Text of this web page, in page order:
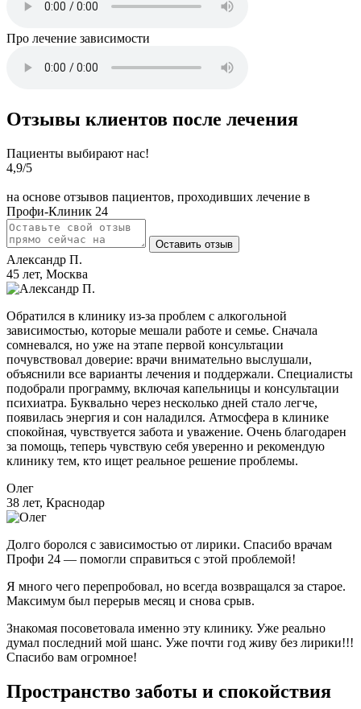
Про лечение зависимости
Отзывы клиентов после лечения
Пациенты выбирают нас!
4,9/5
на основе отзывов пациентов, проходивших лечение в
Профи-Клиник 24
Оставить отзыв
Александр П.
45 лет, Москва
Обратился в клинику из-за проблем с алкогольной
зависимостью, которые мешали работе и семье. Сначала
сомневался, но уже на этапе первой консультации
почувствовал доверие: врачи внимательно выслушали,
объяснили все варианты лечения и поддержали. Специалисты
подобрали программу, включая капельницы и консультации
психиатра. Буквально через несколько дней стало легче,
появилась энергия и сон наладился. Атмосфера в клинике
спокойная, чувствуется забота и уважение. Очень благодарен
за помощь, теперь чувствую себя уверенно и рекомендую
клинику тем, кто ищет реальное решение проблемы.
Олег
38 лет, Краснодар
Долго боролся с зависимостью от лирики. Спасибо врачам
Профи 24 — помогли справиться с этой проблемой!
Я много чего перепробовал, но всегда возвращался за старое.
Максимум был перерыв месяц и снова срыв.
Знакомая посоветовала именно эту клинику. Уже реально
думал последний мой шанс. Уже почти год живу без лирики!!!
Спасибо вам огромное!
Пространство заботы и спокойствия